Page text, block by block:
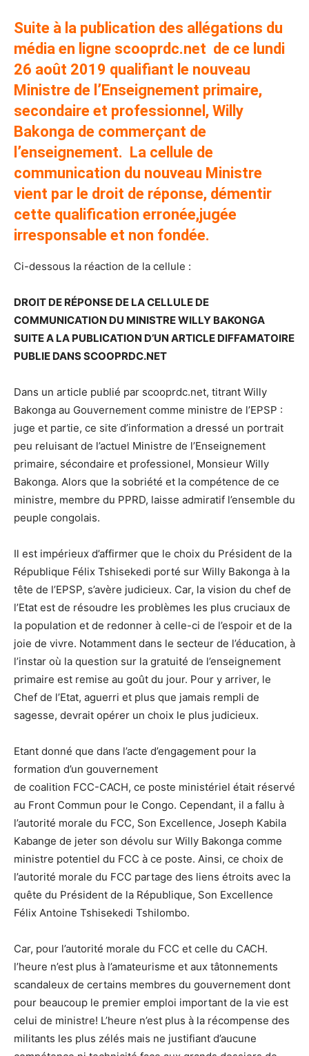
Suite à la publication des allégations du
média en ligne scooprdc.net de ce lundi
26 août 2019 qualifiant le nouveau
Ministre de l’Enseignement primaire,
secondaire et professionnel, Willy
Bakonga de commerçant de
l’enseignement. La cellule de
communication du nouveau Ministre
vient par le droit de réponse, démentir
cette qualification erronée,jugée
irresponsable et non fondée.
Ci-dessous la réaction de la cellule :
DROIT DE RÉPONSE DE LA CELLULE DE
COMMUNICATION DU MINISTRE WILLY BAKONGA
SUITE A LA PUBLICATION D’UN ARTICLE DIFFAMATOIRE
PUBLIE DANS SCOOPRDC.NET
Dans un article publié par scooprdc.net, titrant Willy
Bakonga au Gouvernement comme ministre de l’EPSP :
juge et partie, ce site d’information a dressé un portrait
peu reluisant de l’actuel Ministre de l’Enseignement
primaire, sécondaire et professionel, Monsieur Willy
Bakonga. Alors que la sobriété et la compétence de ce
ministre, membre du PPRD, laisse admiratif l’ensemble du
peuple congolais.
Il est impérieux d’affirmer que le choix du Président de la
République Félix Tshisekedi porté sur Willy Bakonga à la
tête de l’EPSP, s’avère judicieux. Car, la vision du chef de
l’Etat est de résoudre les problèmes les plus cruciaux de
la population et de redonner à celle-ci de l’espoir et de la
joie de vivre. Notamment dans le secteur de l’éducation, à
l’instar où la question sur la gratuité de l’enseignement
primaire est remise au goût du jour. Pour y arriver, le
Chef de l’Etat, aguerri et plus que jamais rempli de
sagesse, devrait opérer un choix le plus judicieux.
Etant donné que dans l’acte d’engagement pour la
formation d’un gouvernement
de coalition FCC-CACH, ce poste ministériel était réservé
au Front Commun pour le Congo. Cependant, il a fallu à
l’autorité morale du FCC, Son Excellence, Joseph Kabila
Kabange de jeter son dévolu sur Willy Bakonga comme
ministre potentiel du FCC à ce poste. Ainsi, ce choix de
l’autorité morale du FCC partage des liens étroits avec la
quête du Président de la République, Son Excellence
Félix Antoine Tshisekedi Tshilombo.
Car, pour l’autorité morale du FCC et celle du CACH.
l’heure n’est plus à l’amateurisme et aux tâtonnements
scandaleux de certains membres du gouvernement dont
pour beaucoup le premier emploi important de la vie est
celui de ministre! L’heure n’est plus à la récompense des
militants les plus zélés mais ne justifiant d’aucune